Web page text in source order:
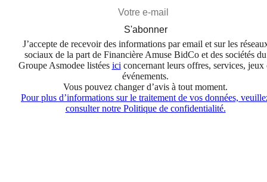
S'abonner
J’accepte de recevoir des informations par email et sur les
sociaux de la part de Financière Amuse BidCo et des sociétés du
Groupe Asmodee listées ici concernant leurs offres, services, jeux
événements.
Vous pouvez changer d’avis à tout moment.
Pour plus d’informations sur le traitement de vos données,
consulter notre Politique de confidentialité.